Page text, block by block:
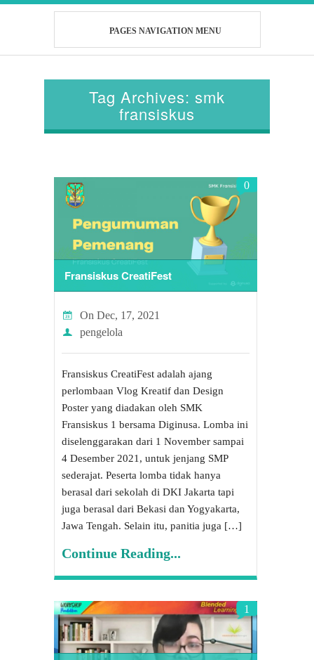
PAGES NAVIGATION MENU
Tag Archives: smk
fransiskus
Fransiskus CreatiFest
0
On Dec, 17, 2021
pengelola
Fransiskus CreatiFest adalah ajang
perlombaan Vlog Kreatif dan Design
Poster yang diadakan oleh SMK
Fransiskus 1 bersama Diginusa. Lomba ini
diselenggarakan dari 1 November sampai
4 Desember 2021, untuk jenjang SMP
sederajat. Peserta lomba tidak hanya
berasal dari sekolah di DKI Jakarta tapi
juga berasal dari Bekasi dan Yogyakarta,
Jawa Tengah. Selain itu, panitia juga […]
Continue Reading...
1